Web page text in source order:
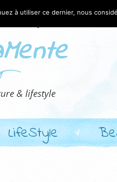
LifeStyle
à utiliser ce dernier, nous